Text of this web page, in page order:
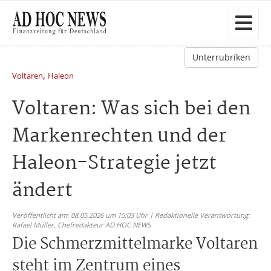
Unterrubriken
Voltaren, Haleon
Voltaren: Was sich bei den
Markenrechten und der
Haleon-Strategie jetzt
ändert
Veröffentlicht am: 08.05.2026 um 15:03 Uhr | Redaktionelle Verantwortung:
Rafael Müller, Chefredakteur AD HOC NEWS
Die Schmerzmittelmarke Voltaren
steht im Zentrum eines